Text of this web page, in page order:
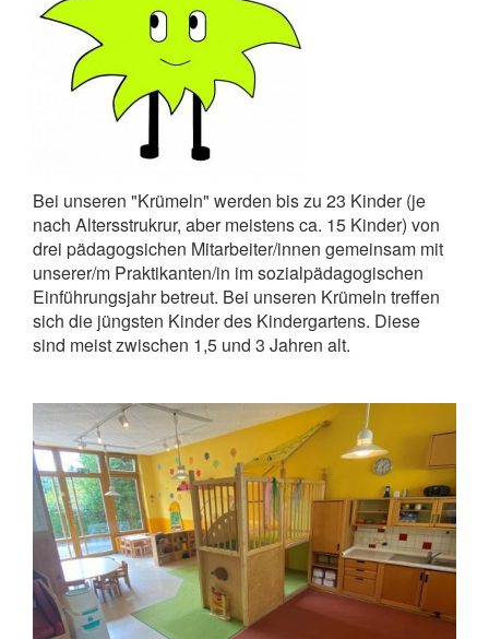
Bei unseren "Krümeln" werden bis zu 23 Kinder (je
nach Altersstrukrur, aber meistens ca. 15 Kinder) von
drei pädagogsichen Mitarbeiter/innen gemeinsam mit
unserer/m Praktikanten/in im sozialpädagogischen
Einführungsjahr betreut. Bei unseren Krümeln treffen
sich die jüngsten Kinder des Kindergartens. Diese
sind meist zwischen 1,5 und 3 Jahren alt.